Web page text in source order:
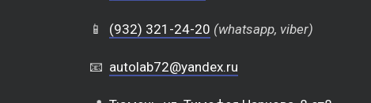
📱 (932) 321-24-20 (whatsapp, viber)
📧 autolab72@yandex.ru